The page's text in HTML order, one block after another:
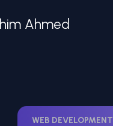
Ahmed
WEB DEVELOPMENT